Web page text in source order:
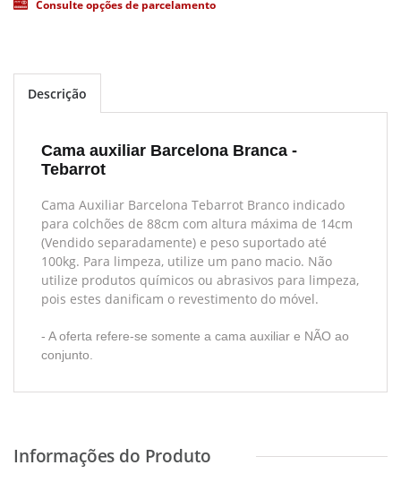
Consulte opções de parcelamento
Descrição
Cama auxiliar Barcelona Branca -
Tebarrot
Cama Auxiliar Barcelona Tebarrot Branco indicado
para colchões de 88cm com altura máxima de 14cm
(Vendido separadamente) e peso suportado até
100kg. Para limpeza, utilize um pano macio. Não
utilize produtos químicos ou abrasivos para limpeza,
pois estes danificam o revestimento do móvel.
- A oferta refere-se somente a cama auxiliar e NÃO ao
conjunto.